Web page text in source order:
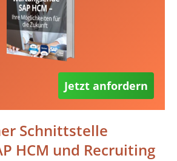
Jetzt anfordern
Schnittstelle
HCM und Recruiting